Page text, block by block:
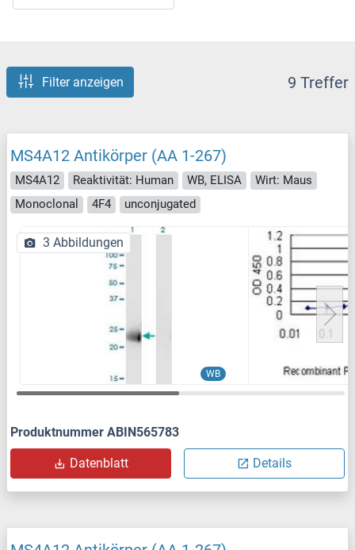
Filter anzeigen 9 Treffer
MS4A12 Antikörper (AA 1-267)
MS4A12 Reaktivität: Human WB, ELISA
Wirt: Maus
Monoclonal
4F4 unconjugated
WB
3 Abbildungen
Produktnummer ABIN565783
Datenblatt Details